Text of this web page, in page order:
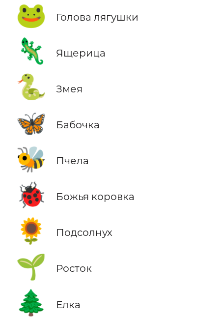
🐸 Голова лягушки
🦎 Ящерица
🐍 Змея
🦋 Бабочка
🐝 Пчела
🐞 Божья коровка
🌻 Подсолнух
🌱 Росток
🌲 Елка